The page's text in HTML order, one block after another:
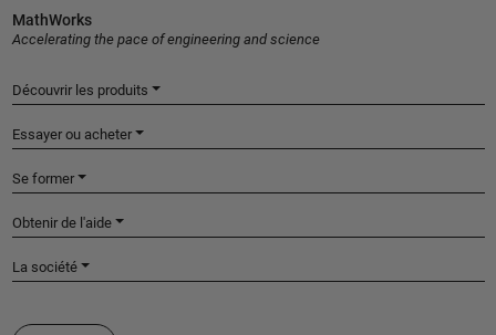
MathWorks
Accelerating the pace of engineering and science
Découvrir les produits
Essayer ou acheter
Se former
Obtenir de l'aide
La société